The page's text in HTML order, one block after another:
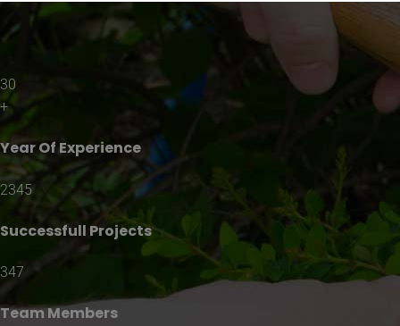
30
+
Year Of Experience
2345
Successfull Projects
347
Team Members